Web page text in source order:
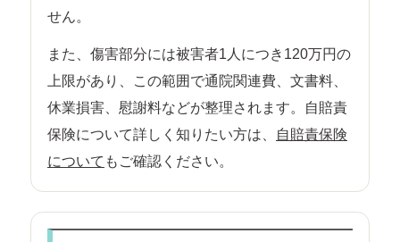
せん。
また、傷害部分には被害者1人につき120万円の
上限があり、この範囲で通院関連費、文書料、
休業損害、慰謝料などが整理されます。自賠責
保険について詳しく知りたい方は、
自賠責保険
について もご確認ください。